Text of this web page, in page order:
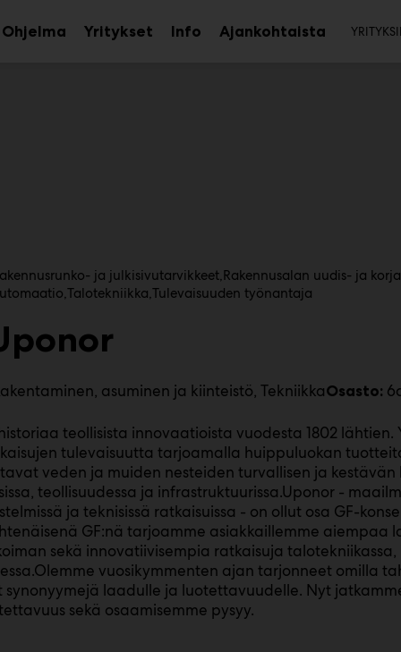
Ohjelma YrityksetAvaaInfoAvaaAjankohtaista
ja julkisivutarvikkeet Rakennusalan uudis- ja
Talotekniikka Tulevaisuuden työnantaja
asuminen ja kiinteistö TekniikkaOsasto:
teollisista innovaatioista vuodesta 1802 lähtien.
tulevaisuutta tarjoamalla huippuluokan
veden ja muiden nesteiden turvallisen ja kestävän
teollisuudessa ja infrastruktuurissa.Uponor -
ja teknisissä ratkaisuissa - on ollut osa GF-
GF:nä tarjoamme asiakkaillemme aiempaa
sekä innovatiivisempia ratkaisuja
vuosikymmenten ajan tarjonneet omilla
synonyymejä laadulle ja luotettavuudelle. Nyt
sekä osaamisemme pysyy.